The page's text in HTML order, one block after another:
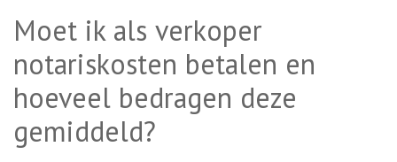
Moet ik als verkoper
notariskosten betalen en
hoeveel bedragen deze
gemiddeld?